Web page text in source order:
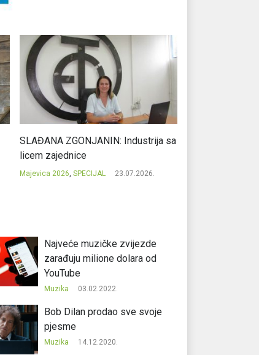
SLAĐANA ZGONJANIN: Industrija sa
licem zajednice
Majevica 2026, SPECIJAL 23.07.2026.
Najveće muzičke zvijezde
zarađuju milione dolara od
YouTube
Muzika 03.02.2022.
Bob Dilan prodao sve svoje
pjesme
Muzika 14.12.2020.